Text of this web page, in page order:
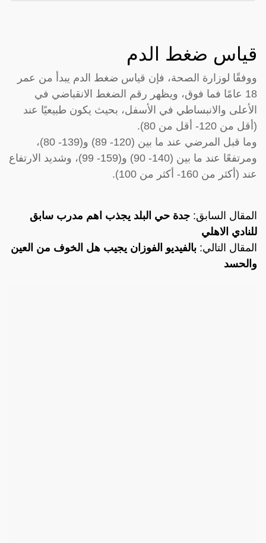
قياس ضغط الدم
ووفقًا لوزارة الصحة، فإن قياس ضغط الدم يبدأ من عمر
18 عامًا فما فوق، ويظهر رقم الضغط الانقباضي في
الأعلى والانبساطي في الأسفل، بحيث يكون طبيعيًا عند
(أقل من 120- أقل من 80).
وما قبل المرضي عند ما بين (120- 89) و(139- 80)،
ومرتفعًا عند ما بين (140- 90) و(159- 99)، وشديد الارتفاع
عند (أكثر من 160- أكثر من 100).
المقال السابق: جدة حي البلد يجذب اهم مدرب سابق
للنادي الاهلي
المقال التالي: بالفيديو الفوزان يجيب هل الخوف من العين
والحسد